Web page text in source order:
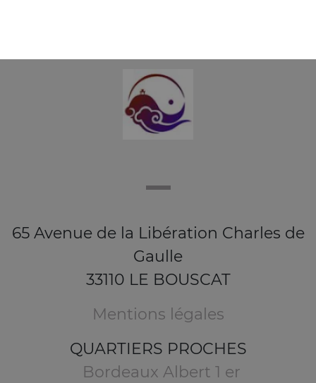
65 Avenue de la Libération Charles de
Gaulle
33110 LE BOUSCAT
Mentions légales
QUARTIERS PROCHES
Bordeaux Albert 1 er